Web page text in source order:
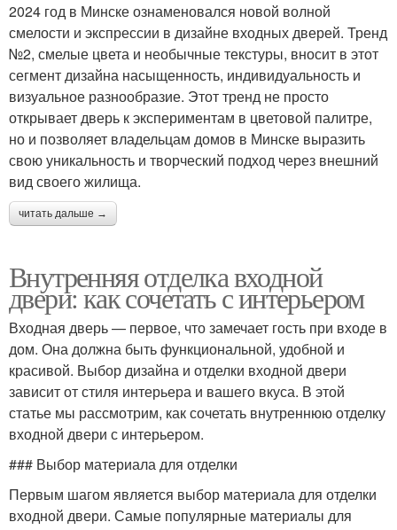
2024 год в Минске ознаменовался новой волной
смелости и экспрессии в дизайне входных дверей. Тренд
№2, смелые цвета и необычные текстуры, вносит в этот
сегмент дизайна насыщенность, индивидуальность и
визуальное разнообразие. Этот тренд не просто
открывает дверь к экспериментам в цветовой палитре,
но и позволяет владельцам домов в Минске выразить
свою уникальность и творческий подход через внешний
вид своего жилища.
читать дальше →
Внутренняя отделка входной
двери: как сочетать с интерьером
Входная дверь — первое, что замечает гость при входе в
дом. Она должна быть функциональной, удобной и
красивой. Выбор дизайна и отделки входной двери
зависит от стиля интерьера и вашего вкуса. В этой
статье мы рассмотрим, как сочетать внутреннюю отделку
входной двери с интерьером.
### Выбор материала для отделки
Первым шагом является выбор материала для отделки
входной двери. Самые популярные материалы для